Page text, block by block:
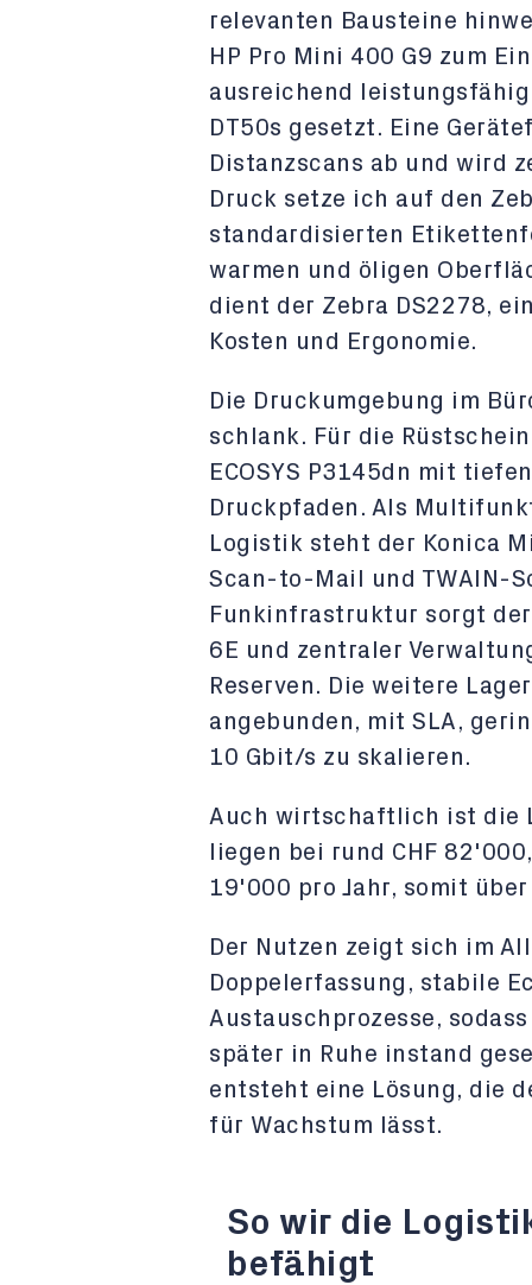
relevanten Bausteine
HP Pro Mini 400 G9 zum
ausreichend
DT50s gesetzt. Eine
Distanzscans ab und wird
Druck setze ich auf den
standardisierten
warmen und öligen
dient der Zebra DS2278,
Kosten und Ergonomie.
Die Druckumgebung im
schlank. Für die
ECOSYS P3145dn mit
Druckpfaden. Als
Logistik steht der Konica
Scan-to-Mail und TWAIN-
Funkinfrastruktur sorgt
6E und zentraler
Reserven. Die weitere
angebunden, mit SLA,
10 Gbit/s zu skalieren.
Auch wirtschaftlich ist die
liegen bei rund CHF
19'000 pro Jahr, somit
Der Nutzen zeigt sich im
Doppelerfassung, stabile
Austauschprozesse,
später in Ruhe instand
entsteht eine Lösung, die
für Wachstum lässt.
So wir die
befähigt